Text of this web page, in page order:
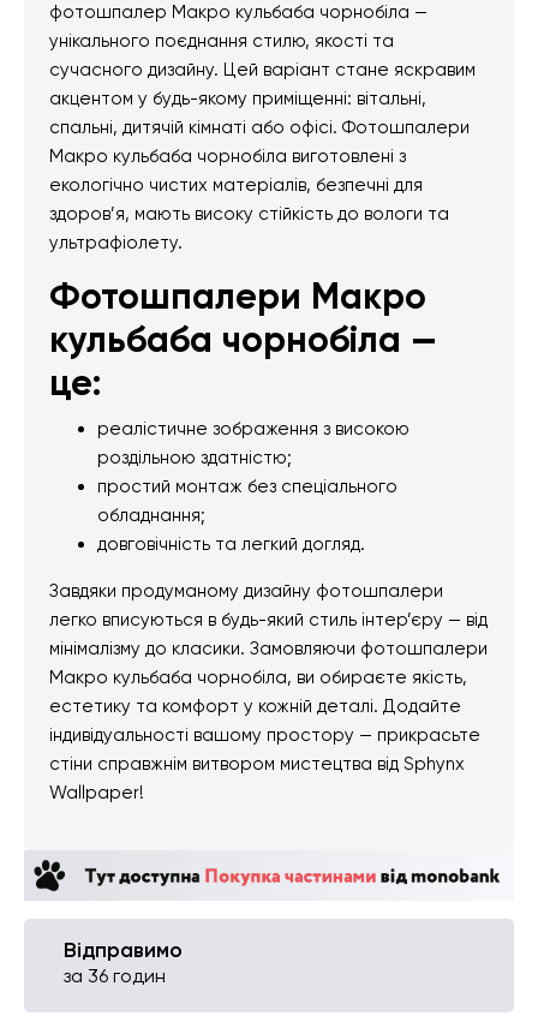
фотошпалер Макро кульбаба чорнобіла —
унікального поєднання стилю, якості та
сучасного дизайну. Цей варіант стане яскравим
акцентом у будь-якому приміщенні: вітальні,
спальні, дитячій кімнаті або офісі. Фотошпалери
Макро кульбаба чорнобіла виготовлені з
екологічно чистих матеріалів, безпечні для
здоров’я, мають високу стійкість до вологи та
ультрафіолету.
Фотошпалери Макро
кульбаба чорнобіла —
це:
реалістичне зображення з високою
роздільною здатністю;
простий монтаж без спеціального
обладнання;
довговічність та легкий догляд.
Завдяки продуманому дизайну фотошпалери
легко вписуються в будь-який стиль інтер’єру — від
мінімалізму до класики. Замовляючи фотошпалери
Макро кульбаба чорнобіла, ви обираєте якість,
естетику та комфорт у кожній деталі. Додайте
індивідуальності вашому простору — прикрасьте
стіни справжнім витвором мистецтва від Sphynx
Wallpaper!
Відправимо
за 36 годин